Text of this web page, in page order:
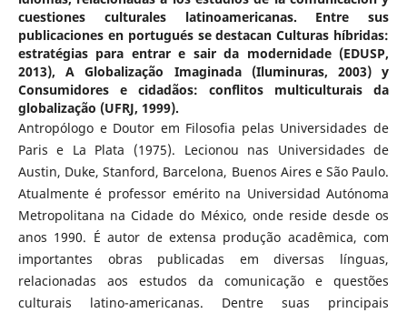
cuestiones culturales latinoamericanas. Entre sus
publicaciones en portugués se destacan Culturas híbridas:
estratégias para entrar e sair da modernidade (EDUSP,
2013), A Globalização Imaginada (Iluminuras, 2003) y
Consumidores e cidadãos: conflitos multiculturais da
globalização (UFRJ, 1999).
Antropólogo e Doutor em Filosofia pelas Universidades de
Paris e La Plata (1975). Lecionou nas Universidades de
Austin, Duke, Stanford, Barcelona, Buenos Aires e São Paulo.
Atualmente é professor emérito na Universidad Autónoma
Metropolitana na Cidade do México, onde reside desde os
anos 1990. É autor de extensa produção acadêmica, com
importantes obras publicadas em diversas línguas,
relacionadas aos estudos da comunicação e questões
culturais latino-americanas. Dentre suas principais